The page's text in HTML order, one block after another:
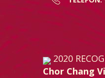
2020
Chor Chang